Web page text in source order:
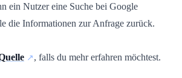
ein Nutzer eine Suche bei Google
die Informationen zur Anfrage zurück.
, falls du mehr erfahren möchtest.